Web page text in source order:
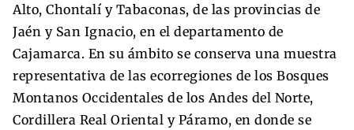
Alto, Chontalí y Tabaconas, de las provincias de
Jaén y San Ignacio, en el departamento de
Cajamarca. En su ámbito se conserva una muestra
representativa de las ecorregiones de los Bosques
Montanos Occidentales de los Andes del Norte,
Cordillera Real Oriental y Páramo, en donde se